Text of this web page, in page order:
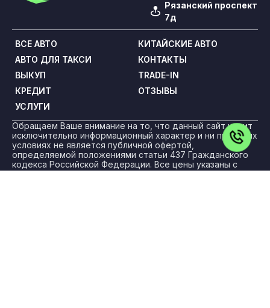
Рязанский проспект
7д
ВСЕ АВТО
КИТАЙСКИЕ АВТО
АВТО ДЛЯ ТАКСИ
КОНТАКТЫ
ВЫКУП
TRADE-IN
КРЕДИТ
ОТЗЫВЫ
УСЛУГИ
Обращаем Ваше внимание на то, что данный сайт носит
исключительно информационный характер и ни при каких
условиях не является публичной офертой,
определяемой положениями статьи 437 Гражданского
кодекса Российской Федерации. Все цены указаны с
учетом максимальной скидки на авто и при условии